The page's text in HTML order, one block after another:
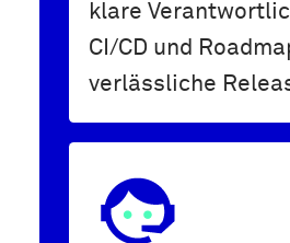
klare
CI/CD und
verlässliche